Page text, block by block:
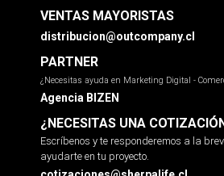
VENTAS MAYORISTAS
distribucion@outcompany.cl
PARTNER
¿Necesitas ayuda en Marketing Digital -
Agencia BIZEN
¿NECESITAS UNA
Escríbenos y te responderemos a la
ayudarte en tu proyecto.